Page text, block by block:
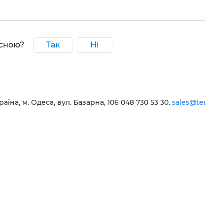
Так Ні
м. Одеса, вул. Базарна, 106 048 730 53 30.